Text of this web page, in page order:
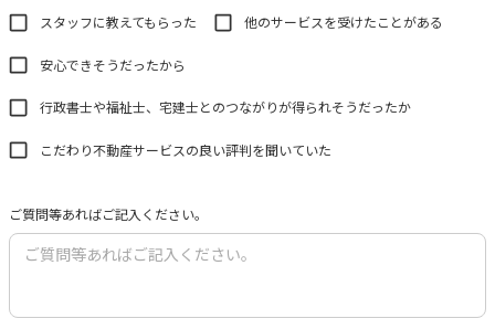
スタッフに教えてもらった 他のサービスを受けたことがある
安心できそうだったから
行政書士や福祉士、宅建士とのつながりが得られそうだったか
こだわり不動産サービスの良い評判を聞いていた
ご質問等あればご記入ください。